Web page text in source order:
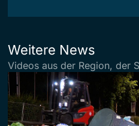
Weitere News
Videos aus der Region, der